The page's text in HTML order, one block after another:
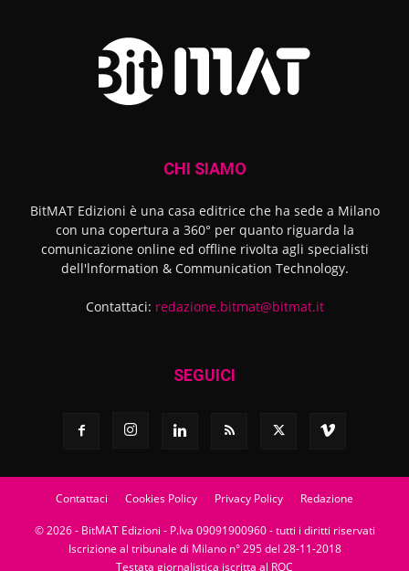
CHI SIAMO
BitMAT Edizioni è una casa editrice che ha sede a Milano
con una copertura a 360° per quanto riguarda la
comunicazione online ed offline rivolta agli specialisti
dell'lnformation & Communication Technology.
Contattaci: redazione.bitmat@bitmat.it
SEGUICI
Contattaci Cookies Policy Privacy Policy Redazione
© 2026 - BitMAT Edizioni - P.Iva 09091900960 - tutti i diritti riservati
Iscrizione al tribunale di Milano n° 295 del 28-11-2018
Testata giornalistica iscritta al ROC